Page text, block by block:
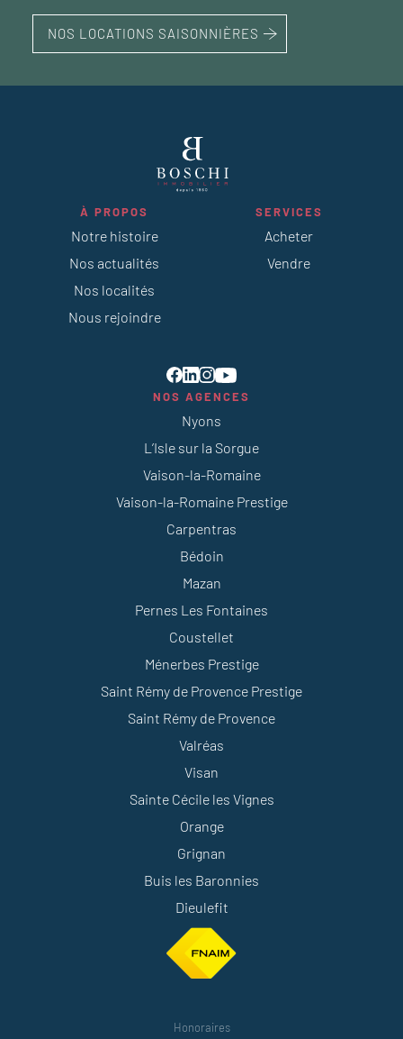
NOS LOCATIONS SAISONNIÈRES
À PROPOS
Notre histoire
Nos actualités
Nos localités
Nous rejoindre
SERVICES
Acheter
Vendre
NOS AGENCES
Nyons
L’Isle sur la Sorgue
Vaison-la-Romaine
Vaison-la-Romaine Prestige
Carpentras
Bédoin
Mazan
Pernes Les Fontaines
Coustellet
Ménerbes Prestige
Saint Rémy de Provence Prestige
Saint Rémy de Provence
Valréas
Visan
Sainte Cécile les Vignes
Orange
Grignan
Buis les Baronnies
Dieulefit
Honoraires